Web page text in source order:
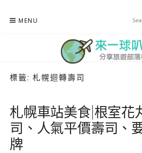
MENU
標籤: 札幌迴轉壽司
札幌車站美食|根室花
司、人氣平價壽司、
牌